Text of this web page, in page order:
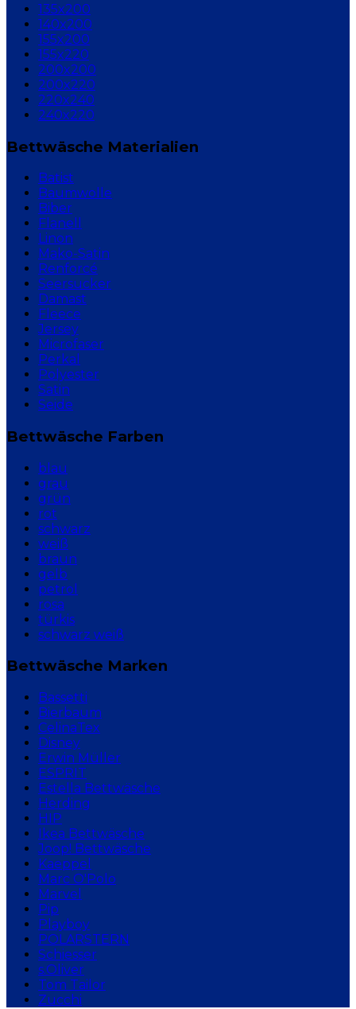
135x200
140x200
155x200
155x220
200x200
200x220
220x240
240x220
Bettwäsche Materialien
Batist
Baumwolle
Biber
Flanell
Linon
Mako-Satin
Renforcé
Seersucker
Damast
Fleece
Jersey
Microfaser
Perkal
Polyester
Satin
Seide
Bettwäsche Farben
blau
grau
grün
rot
schwarz
weiß
braun
gelb
petrol
rosa
türkis
schwarz weiß
Bettwäsche Marken
Bassetti
Bierbaum
CelinaTex
Disney
Erwin Müller
ESPRIT
Estella Bettwäsche
Herding
HIP
Ikea Bettwäsche
Joop! Bettwäsche
Kaeppel
Marc O'Polo
Marvel
Pip
Playboy
POLARSTERN
Schiesser
s.Oliver
Tom Tailor
Zucchi